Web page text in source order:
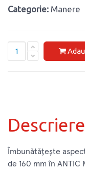
Categorie: Manere
Descriere
Îmbunătățește
de 160 mm în ANTIC